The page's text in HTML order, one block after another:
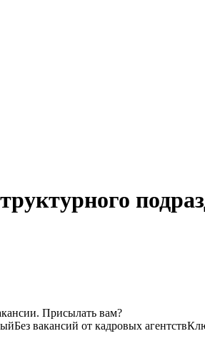
Присылать вам?
Без вакансий от кадровых агентств